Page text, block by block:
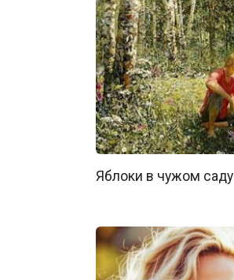
Яблоки в чужом саду